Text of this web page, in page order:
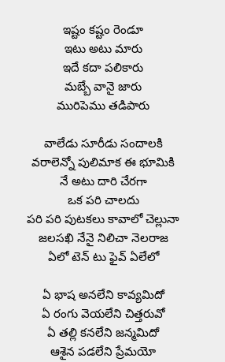
ఇష్టం కష్టం రెండూ
ఇటు అటు మారు
ఇదే కదా పలికారు
మబ్బే వానై జారు
మురిపెము తడిపారు
వాలేడు సూరీడు సందాలకి
వరాలెన్నో పులిమాక ఈ భూమికి
నే అటు దారి చేరగా
ఒక పరి చాలదు
పరి పరి పుటకలు కావాలో చెల్లునా
జలసఖి నేనై నిలిచా నెలరాజ
ఏలో టెన్ టు ఫైవ్ ఏలేలో
ఏ భాష అనలేని కావ్యమిదో
ఏ రంగు వెయలేని చిత్తరువో
ఏ తల్లి కనలేని జన్మమిదో
ఆశైన పడలేని ప్రేమయో